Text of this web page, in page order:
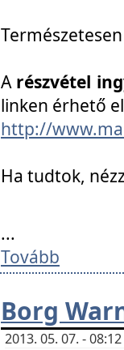
A részvétel
linken érhető
http://
Ha tudtok,
...
Tovább
Borg
2013. 05. 07. -